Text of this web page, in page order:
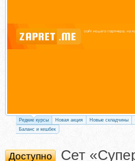
Редкие курсы Новая акция Новые складчины
Баланс и кешбек
Доступно
Сет